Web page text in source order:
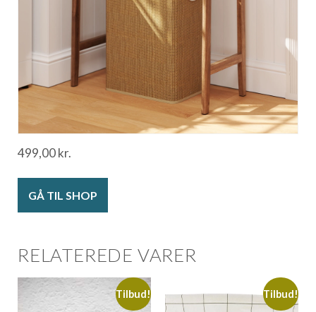
499,00kr.
GÅ TIL SHOP
RELATEREDE VARER
Tilbud! Tilbud!